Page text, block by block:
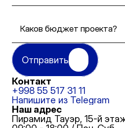
Контакт
+998 55 517 31 11
Напишите из Telegram
Наш адрес
Пирамид Тауэр, 15-й
Отправить